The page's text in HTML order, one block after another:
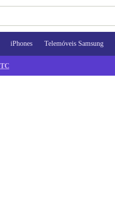
iPhones Telemóveis Samsung
TC